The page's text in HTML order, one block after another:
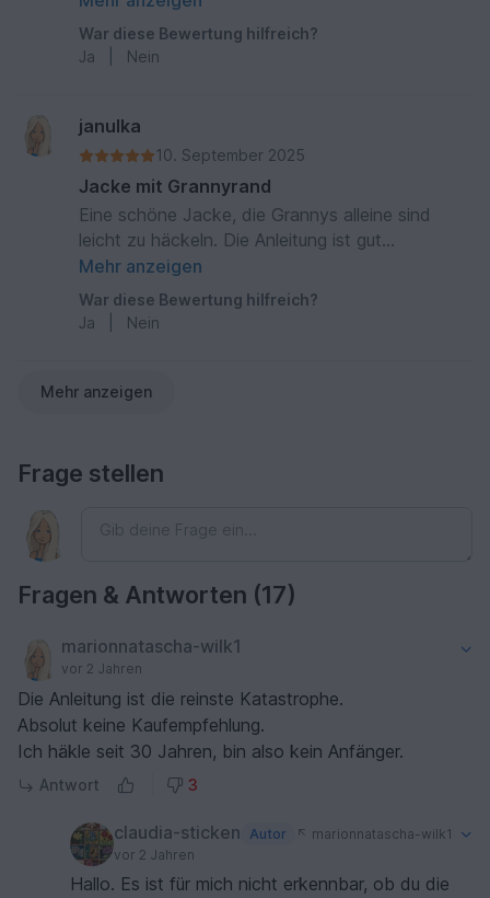
War diese Bewertung hilfreich?
Ja
Nein
janulka
10. September 2025
Jacke mit Grannyrand
Eine schöne Jacke, die Grannys alleine sind
leicht zu häckeln. Die Anleitung ist gut
verständlich, aber sehr lang.
Mehr anzeigen
War diese Bewertung hilfreich?
Ja
Nein
Mehr anzeigen
Frage stellen
Fragen & Antworten (17)
marionnatascha-wilk1
vor 2 Jahren
Die Anleitung ist die reinste Katastrophe.
Absolut keine Kaufempfehlung.
Ich häkle seit 30 Jahren, bin also kein Anfänger.
Antwort 3
claudia-sticken Autor
marionnatascha-wilk1
vor 2 Jahren
Hallo. Es ist für mich nicht erkennbar, ob du die